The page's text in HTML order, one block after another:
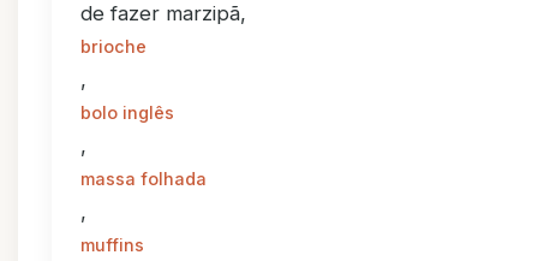
de fazer marzipã,
brioche
,
bolo inglês
,
massa folhada
,
muffins